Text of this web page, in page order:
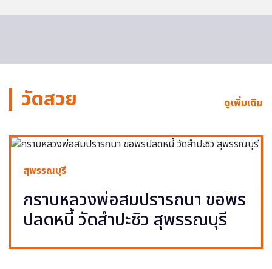
วัดสวย ดูเพิ่มเติม
สุพรรณบุรี
กราบหลวงพ่อสมปรารถนา ขอพร
ปลดหนี้ วัดสำปะซิว สุพรรณบุรี